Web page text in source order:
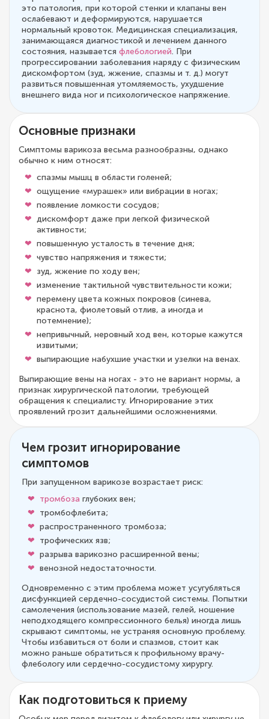
это патология, при которой стенки и клапаны вен
ослабевают и деформируются, нарушается
нормальный кровоток. Медицинская специализация,
занимающаяся диагностикой и лечением данного
состояния, называется флебологией. При
прогрессировании заболевания наряду с физическим
дискомфортом (зуд, жжение, спазмы и т. д.) могут
развиться повышенная утомляемость, ухудшение
внешнего вида ног и психологическое напряжение.
Основные признаки
Симптомы варикоза весьма разнообразны, однако
обычно к ним относят:
спазмы мышц в области голеней;
ощущение «мурашек» или вибрации в ногах;
появление ломкости сосудов;
дискомфорт даже при легкой физической
активности;
повышенную усталость в течение дня;
чувство напряжения и тяжести;
зуд, жжение по ходу вен;
изменение тактильной чувствительности кожи;
перемену цвета кожных покровов (синева,
краснота, фиолетовый отлив, а иногда и
потемнение);
непривычный, неровный ход вен, которые кажутся
извитыми;
выпирающие набухшие участки и узелки на венах.
Выпирающие вены на ногах - это не вариант нормы, а
признак хирургической патологии, требующей
обращения к специалисту. Игнорирование этих
проявлений грозит дальнейшими осложнениями.
Чем грозит игнорирование
симптомов
При запущенном варикозе возрастает риск:
тромбоза глубоких вен;
тромбофлебита;
распространенного тромбоза;
трофических язв;
разрыва варикозно расширенной вены;
венозной недостаточности.
Одновременно с этим проблема может усугубляться
дисфункцией сердечно-сосудистой системы. Попытки
самолечения (использование мазей, гелей, ношение
неподходящего компрессионного белья) иногда лишь
скрывают симптомы, не устраняя основную проблему.
Чтобы избавиться от боли и спазмов, стоит как
можно раньше обратиться к профильному врачу-
флебологу или сердечно-сосудистому хирургу.
Как подготовиться к приему